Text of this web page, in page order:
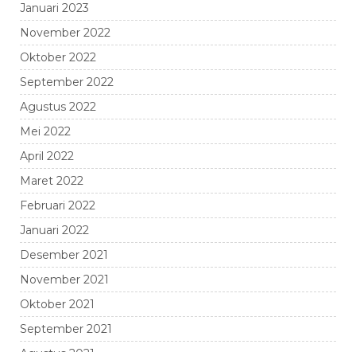
Januari 2023
November 2022
Oktober 2022
September 2022
Agustus 2022
Mei 2022
April 2022
Maret 2022
Februari 2022
Januari 2022
Desember 2021
November 2021
Oktober 2021
September 2021